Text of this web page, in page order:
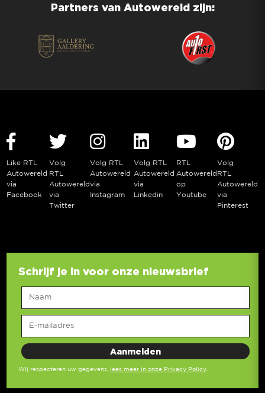
Partners van Autowereld zijn:
Like RTL
Autowereld
via
Facebook
Volg
RTL
Autowereld
via
Twitter
Volg RTL
Autowereld
via
Instagram
Volg RTL
Autowereld
via
Linkedin
RTL
Autowereld
op
Youtube
Volg
RTL
Autowereld
via
Pinterest
Schrijf je in voor onze nieuwsbrief
Wij respecteren uw gegevens, lees meer in onze Privacy Policy